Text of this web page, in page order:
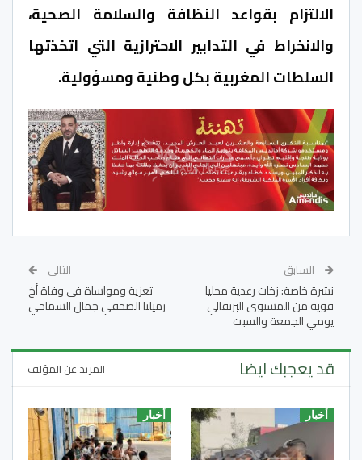
الالتزام بقواعد النظافة والسلامة الصحية،
والانخراط في التدابير الاحترازية التي اتخذتها
السلطات المغربية بكل وطنية ومسؤولية.
السابق
نشرة خاصة: زخات رعدية محليا
قوية من المستوى البرتقالي
يومي الجمعة والسبت
التالي
تعزية ومواساة في وفاة أخ
زميلنا الصحفي جمال السماحي
قد يعجبك ايضا المزيد عن المؤلف
أخبار أخبار